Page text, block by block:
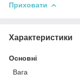
Приховати
Характеристики
Основні
Вага